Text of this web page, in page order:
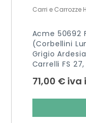
Carri e Carrozze
Acme 50692
(Corbellini
Grigio
Carrelli FS 27,
71,00 € iva